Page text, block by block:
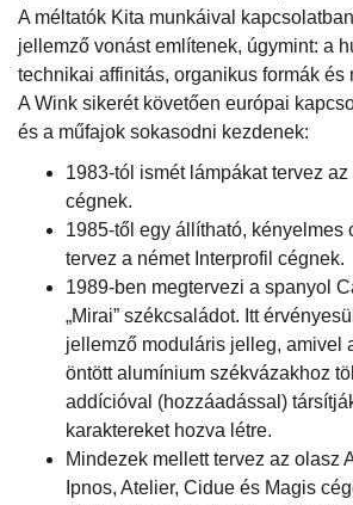
A méltatók Kita munkáival
jellemző vonást említenek, úgymint: a
technikai affinitás, organikus formák és
A Wink sikerét követően európai
és a műfajok sokasodni kezdenek:
1983-tól ismét lámpákat tervez
cégnek.
1985-től egy állítható, kényelmes
tervez a német Interprofil cégnek.
1989-ben megtervezi a spanyol
„Mirai” székcsaládot. Itt
jellemző moduláris jelleg, amivel
öntött alumínium székvázakhoz
addícióval (hozzáadással)
karaktereket hozva létre.
Mindezek mellett tervez az olasz
Ipnos, Atelier, Cidue és Magis